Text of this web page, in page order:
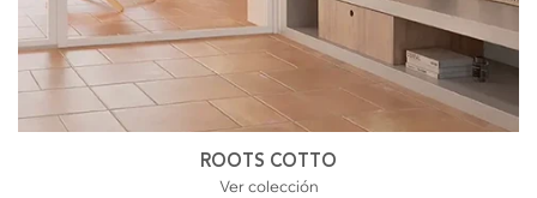
ROOTS COTTO
Ver colección